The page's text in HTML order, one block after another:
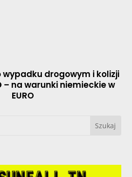
wypadku drogowym i kolizji
– na warunki niemieckie w
EURO